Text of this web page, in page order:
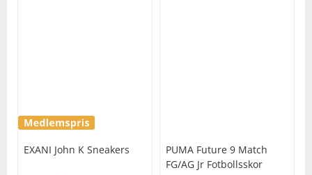
EXANI John K Sneakers PUMA Future 9 Match
FG/AG Jr Fotbollsskor